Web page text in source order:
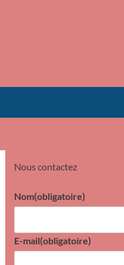
Nous contactez
Nom(obligatoire)
E-mail(obligatoire)